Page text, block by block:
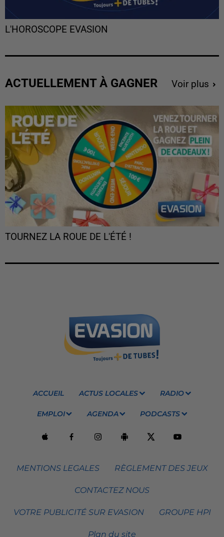
L'HOROSCOPE EVASION
ACTUELLEMENT À GAGNER Voir plus
TOURNEZ LA ROUE DE L'ÉTÉ !
ACCUEIL ACTUS LOCALES RADIO
EMPLOI AGENDA PODCASTS
MENTIONS LEGALES RÈGLEMENT DES JEUX
CONTACTEZ NOUS
VOTRE PUBLICITÉ SUR EVASION GROUPE HPI
Plan du site